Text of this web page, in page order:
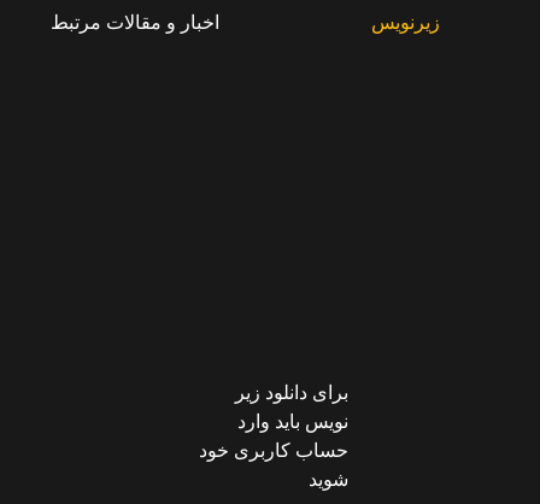
زیرنویس اخبار و مقالات مرتبط
برای دانلود زیر
نویس باید وارد
حساب کاربری خود
شوید